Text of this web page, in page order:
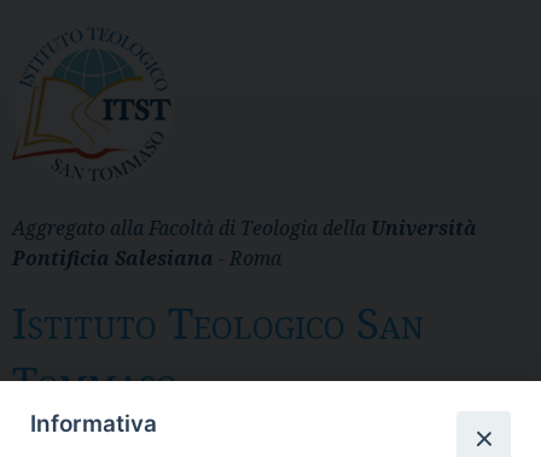
Aggregato alla Facoltà di Teologia della Università
Pontificia Salesiana - Roma
Istituto Teologico San
Tommaso
Messina
Informativa